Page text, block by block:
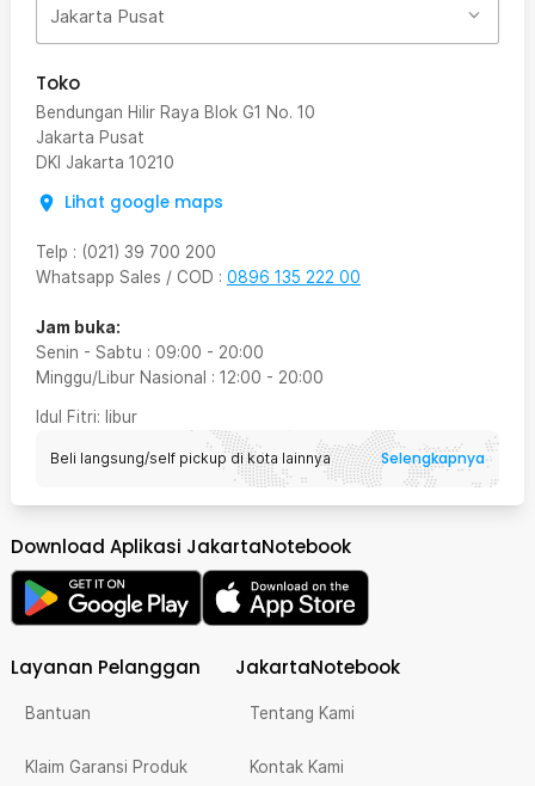
Jakarta Pusat
Toko
Bendungan Hilir Raya Blok G1 No. 10
Jakarta Pusat
DKI Jakarta 10210
Lihat google maps
Telp : (021) 39 700 200
Whatsapp Sales / COD : 0896 135 222 00
Jam buka:
Senin - Sabtu : 09:00 - 20:00
Minggu/Libur Nasional : 12:00 - 20:00
Idul Fitri: libur
Beli langsung/self pickup di kota lainnya Selengkapnya
Download Aplikasi JakartaNotebook
Layanan Pelanggan
Bantuan
Klaim Garansi Produk
JakartaNotebook
Tentang Kami
Kontak Kami